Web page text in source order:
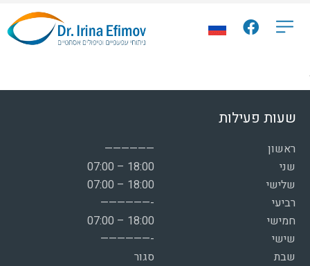
שעות פעילות
——————
ראשון
07:00 – 18:00
שני
07:00 – 18:00
שלישי
——————-
רביעי
07:00 – 18:00
חמישי
——————-
שישי
סגור
שבת